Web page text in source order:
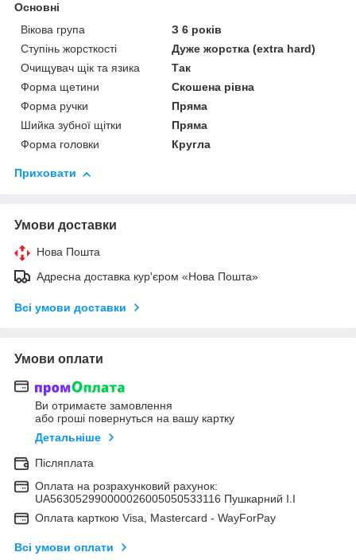
Основні
Вікова група
З 6 років
Ступінь жорсткості
Дуже жорстка (extra hard)
Очищувач щік та язика
Так
Форма щетини
Скошена рівна
Форма ручки
Пряма
Шийка зубної щітки
Пряма
Форма головки
Кругла
Приховати
Умови доставки
Нова Пошта
Адресна доставка кур'єром «Нова Пошта»
Всі умови доставки
Умови оплати
Ви отримаєте замовлення
або гроші повернуться на вашу картку
Детальніше
Післяплата
Оплата на розрахунковий рахунок:
UA563052990000026005050533116 Пушкарний І.І
Оплата карткою Visa, Mastercard - WayForPay
Всі умови оплати